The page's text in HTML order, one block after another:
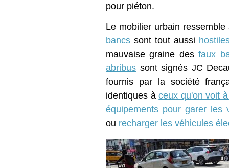
pour piéton.
Le mobilier urbain
bancs sont tout aussi
mauvaise graine desfaux
abribus sont signés JC
fournis par la société
identiques àceux qu'on voit
équipements pour garer les
ou recharger les véhicules